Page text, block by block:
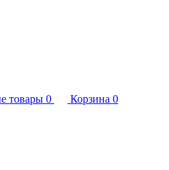
товары 0 Корзина 0